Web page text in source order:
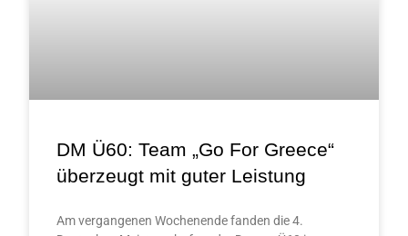
DM Ü60: Team „Go For Greece“
überzeugt mit guter Leistung
Am vergangenen Wochenende fanden die 4.